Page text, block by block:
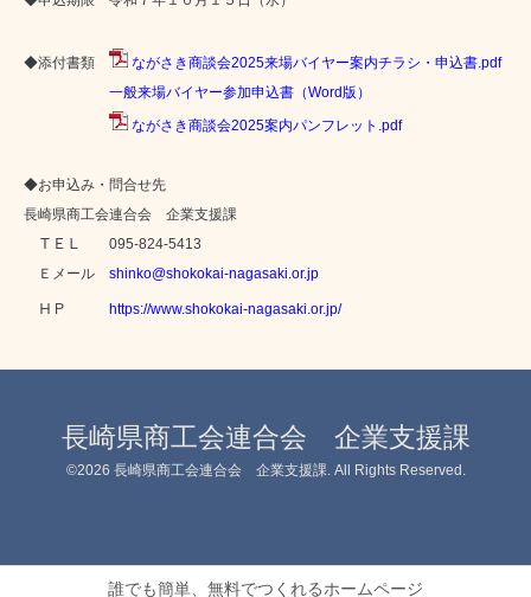
◆添付書類
ながさき商談会2025来場バイヤー案内チラシ・申込書.pdf
一般来場バイヤー参加申込書（Word版）
ながさき商談会2025案内パンフレット.pdf
◆お申込み・問合せ先
長崎県商工会連合会 企業支援課
ＴＥＬ 095-824-5413
Ｅメール
shinko@shokokai-nagasaki.or.jp
ＨＰ https://www.shokokai-nagasaki.or.jp/
長崎県商工会連合会 企業支援課
©2026 長崎県商工会連合会 企業支援課 . All Rights Reserved.
誰でも簡単、無料でつくれるホームページ